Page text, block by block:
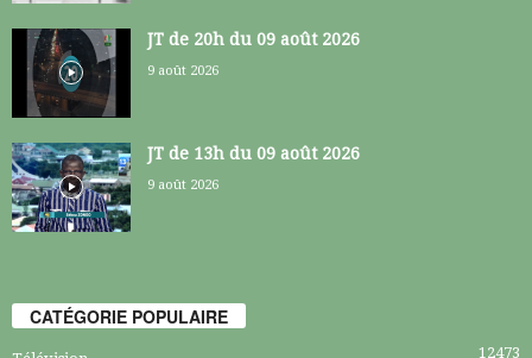
JT de 20h du 09 août 2026
9 août 2026
JT de 13h du 09 août 2026
9 août 2026
CATÉGORIE POPULAIRE
12473